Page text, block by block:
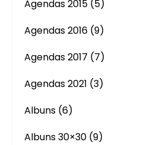
Agendas 2015 (5)
Agendas 2016 (9)
Agendas 2017 (7)
Agendas 2021 (3)
Albuns (6)
Albuns 30×30 (9)